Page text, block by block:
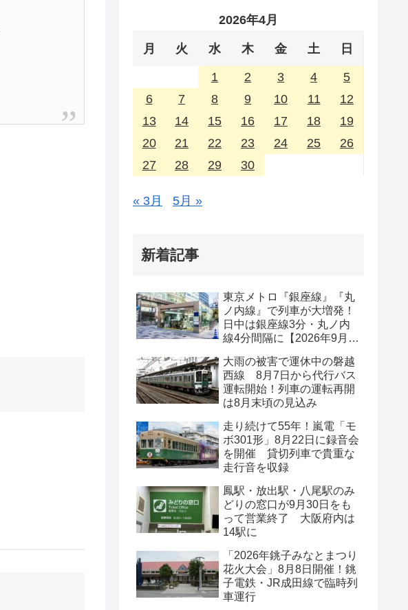
2026年4月
月 火 水 木 金 土 日
1 2 3 4
5
6
7 8 9 10 11
12
13
14 15 16 17 18
19
20
21 22 23 24 25
26
27
28 29 30
« 3月 5月 »
新着記事
東京メトロ『銀座線』『丸
ノ内線』で列車が大増発！
日中は銀座線3分・丸ノ内
線4分間隔に【2026年9月19
大雨の被害で運休中の磐越
西線 8月7日から代行バス
運転開始！列車の運転再開
は8月末頃の見込み
走り続けて55年！嵐電「モ
ボ301形」8月22日に録音会
を開催 貸切列車で貴重な
走行音を収録
鳳駅・放出駅・八尾駅のみ
どりの窓口が9月30日をも
って営業終了 大阪府内は
14駅に
「2026年銚子みなとまつり
花火大会」8月8日開催！銚
子電鉄・JR成田線で臨時列
車運行